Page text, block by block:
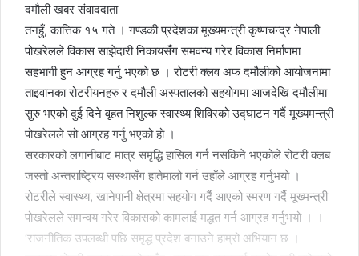
दमौली खबर संवाददाता
तनहुँ, कात्तिक १५ गते । गण्डकी प्रदेशका मूख्यमन्त्री कृष्णचन्द्र नेपाली
पोखरेलले विकास साझेदारी निकायसँग समवन्य गरेर विकास निर्माणमा
सहभागी हुन आग्रह गर्नु भएको छ । रोटरी क्लव अफ दमौलीको आयोजनामा
ताइवानका रोटरीयनहरु र दमौली अस्पतालको सहयोगमा आजदेखि दमौलीमा
सुरु भएको दुई दिने वृहत निशुल्क स्वास्थ्य शिविरको उद्घाटन गर्दै मूख्यमन्त्री
पोखरेलले सो आग्रह गर्नु भएको हो ।
सरकारको लगानीबाट मात्र समृद्धि हासिल गर्न नसकिने भएकोले रोटरी क्लब
जस्तो अन्तराष्ट्रिय सस्थासँग हातेमालो गर्न उहाँले आग्रह गर्नुभयो ।
रोटरीले स्वास्थ्य, खानेपानी क्षेत्रमा सहयोग गर्दै आएको स्मरण गर्दै मूख्मन्त्री
पोखरेलले समन्वय गरेर विकासको कामलाई मद्धत गर्न आग्रह गर्नुभयो । ।
‘राजनीतिक उपलब्धी पछि समृद्ध प्रदेश बनाउने हाम्रो अभियान छ ।